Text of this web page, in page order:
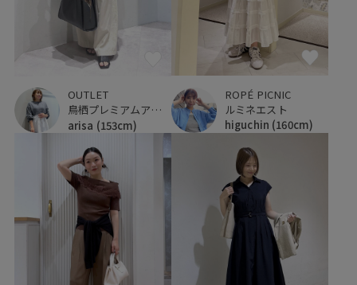
OUTLET
鳥栖プレミアムアウトレット
arisa (153cm)
ROPÉ PICNIC
ルミネエスト
higuchin (160cm)